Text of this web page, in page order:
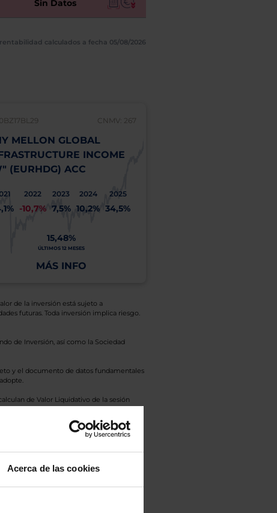
Acerca de las cookies
Sin Datos
calculados a fecha 05/08/2026
CNMV: 267
MELLON GLOBAL
INCOME
(EURHDG) ACC
2022
-10,7%
2023
7,5%
2024
10,2%
2025
34,5%
15,48%
ÚLTIMOS 12 MESES
MÁS INFO
de la inversión está sujeto a
futuras. Toda inversión implica riesgo.
de Inversión, así como la Sociedad
y el documento de datos fundamentales
de Valor Liquidativo de la sesión
en la divisa Euro.